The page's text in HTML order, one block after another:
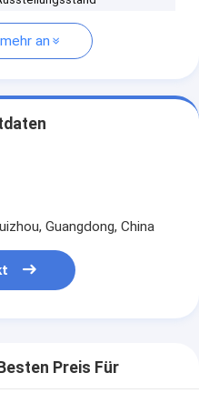
an
Guangdong, China
Preis Für